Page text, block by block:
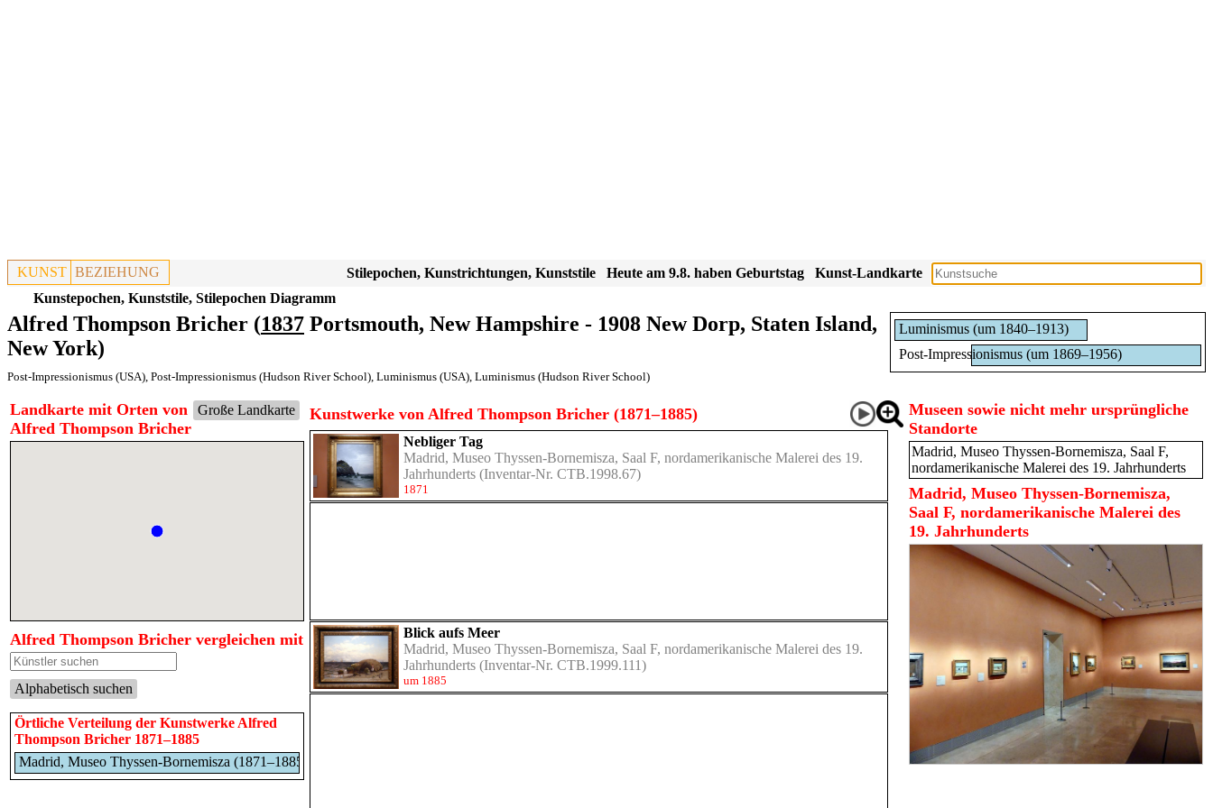
KUNST BEZIEHUNG Kunst-Landkarte
Heute am 9.8. haben Geburtstag
Stilepochen, Kunstrichtungen, Kunststile
Kunstepochen, Kunststile, Stilepochen Diagramm
Luminismus (um 1840–1913)
Post-Impressionismus (um 1869–1956)
Alfred Thompson Bricher (1837 Portsmouth, New Hampshire - 1908 New Dorp, Staten Island,
New York)
Post-Impressionismus (USA), Post-Impressionismus (Hudson River School), Luminismus (USA), Luminismus (Hudson River School)
Große Landkarte
Landkarte mit Orten von
Alfred Thompson Bricher
Alfred Thompson Bricher vergleichen mit
Alphabetisch suchen
Örtliche Verteilung der Kunstwerke Alfred
Thompson Bricher 1871–1885
Madrid, Museo Thyssen-Bornemisza (1871–1885)
Kunstwerke von Alfred Thompson Bricher (1871–1885)
Nebliger Tag
Madrid, Museo Thyssen-Bornemisza, Saal F, nordamerikanische Malerei des 19.
Jahrhunderts (Inventar-Nr. CTB.1998.67)
1871
Blick aufs Meer
Madrid, Museo Thyssen-Bornemisza, Saal F, nordamerikanische Malerei des 19.
Jahrhunderts (Inventar-Nr. CTB.1999.111)
um 1885
Museen sowie nicht mehr ursprüngliche
Standorte
Madrid, Museo Thyssen-Bornemisza, Saal F,
nordamerikanische Malerei des 19. Jahrhunderts
Madrid, Museo Thyssen-Bornemisza,
Saal F, nordamerikanische Malerei des
19. Jahrhunderts